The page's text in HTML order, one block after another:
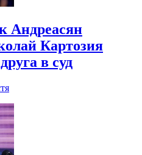
Андреасян
Картозия
в суд